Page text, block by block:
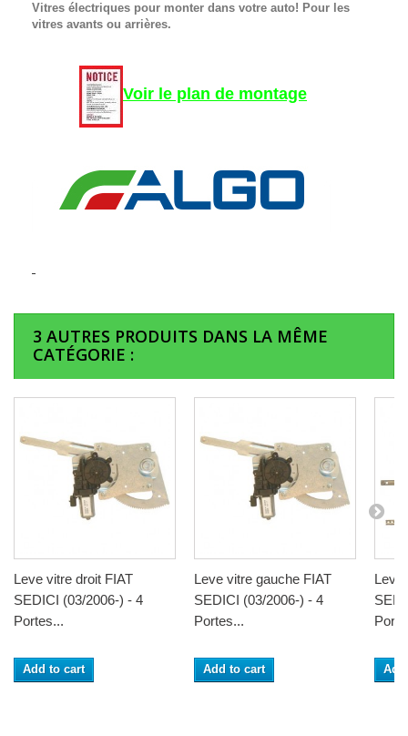
Vitres électriques pour monter dans votre auto! Pour les
vitres avants ou arrières.
Voir le plan de montage
3 AUTRES PRODUITS DANS LA MÊME
CATÉGORIE :
Leve vitre droit FIAT
SEDICI (03/2006-) - 4
Portes...
Add to cart
Leve vitre gauche FIAT
SEDICI (03/2006-) - 4
Portes...
Add to cart
Leve